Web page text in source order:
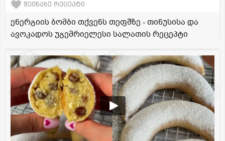
შეინახე რეცეპტი
ენერგიის ბომბი თქვენს თეფშზე - თინუსისა და
ავოკადოს უგემრიელესი სალათის რეცეპტი